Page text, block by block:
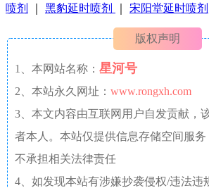
喷剂
黑豹延时喷剂 宋阳堂延时喷剂
版权声明
1、本网站名称： 星河号
2、本站永久网址： www.rongxh.com
3、本文内容由互联网用户自发贡献，
者本人。本站仅提供信息存储空间服务
不承担相关法律责任
4、如发现本站有涉嫌抄袭侵权/违法违